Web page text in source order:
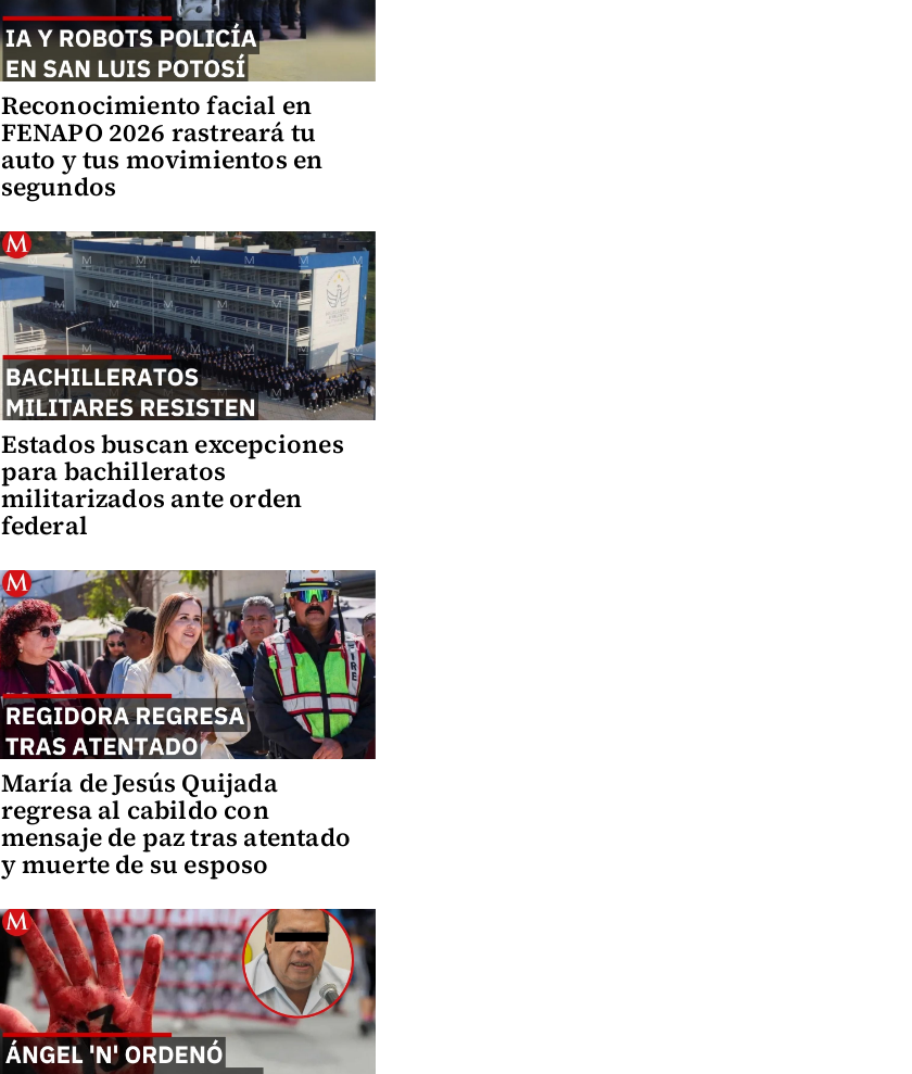
Reconocimiento facial en
FENAPO 2026 rastreará tu
auto y tus movimientos en
segundos
Estados buscan excepciones
para bachilleratos
militarizados ante orden
federal
María de Jesús Quijada
regresa al cabildo con
mensaje de paz tras atentado
y muerte de su esposo